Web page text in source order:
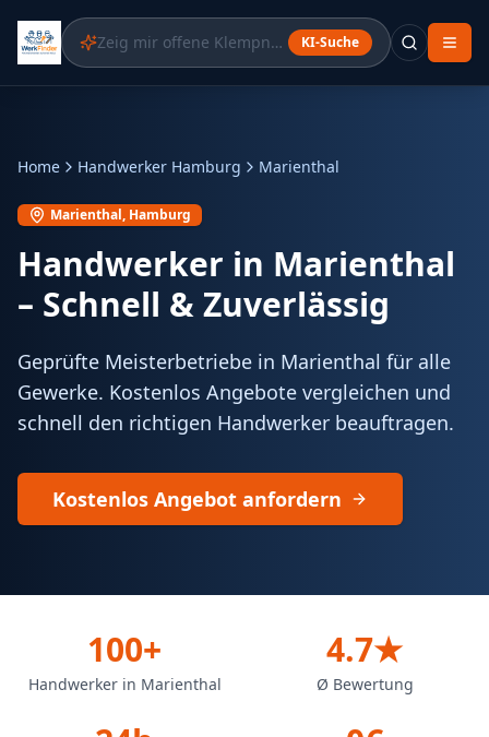
Zeig mir offene Klempner-Aufträge in meiner Nähe
KI-Suche
Home Handwerker Hamburg Marienthal
Marienthal, Hamburg
Handwerker in Marienthal
– Schnell & Zuverlässig
Geprüfte Meisterbetriebe in Marienthal für alle
Gewerke. Kostenlos Angebote vergleichen und
schnell den richtigen Handwerker beauftragen.
Kostenlos Angebot anfordern
100+
Handwerker in Marienthal
4.7★
Ø Bewertung